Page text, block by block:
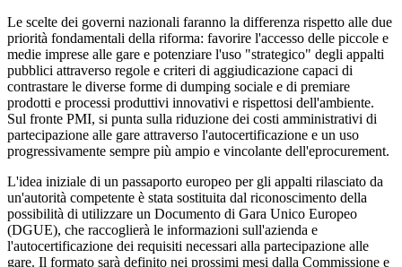
Le scelte dei governi nazionali faranno la differenza rispetto alle due
priorità fondamentali della riforma: favorire l'accesso delle piccole e
medie imprese alle gare e potenziare l'uso "strategico" degli appalti
pubblici attraverso regole e criteri di aggiudicazione capaci di
contrastare le diverse forme di dumping sociale e di premiare
prodotti e processi produttivi innovativi e rispettosi dell'ambiente.
Sul fronte PMI, si punta sulla riduzione dei costi amministrativi di
partecipazione alle gare attraverso l'autocertificazione e un uso
progressivamente sempre più ampio e vincolante dell'eprocurement.
L'idea iniziale di un passaporto europeo per gli appalti rilasciato da
un'autorità competente è stata sostituita dal riconoscimento della
possibilità di utilizzare un Documento di Gara Unico Europeo
(DGUE), che raccoglierà le informazioni sull'azienda e
l'autocertificazione dei requisiti necessari alla partecipazione alle
gare. Il formato sarà definito nei prossimi mesi dalla Commissione e